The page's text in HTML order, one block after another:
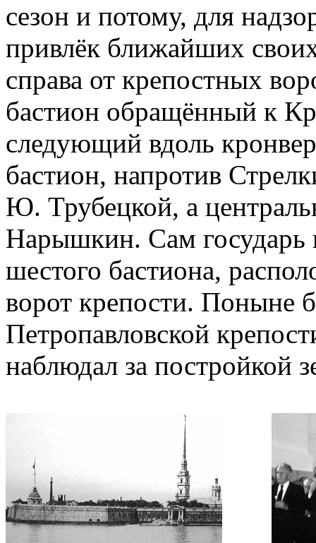
сезон и потому, для
привлёк ближайших
справа от крепостных
бастион обращённый к
следующий вдоль
бастион, напротив
Ю. Трубецкой, а
Нарышкин. Сам государь
шестого бастиона,
ворот крепости. Поныне
Петропавловской
наблюдал за постройкой